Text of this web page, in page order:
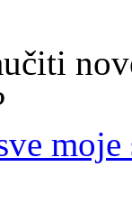
moje